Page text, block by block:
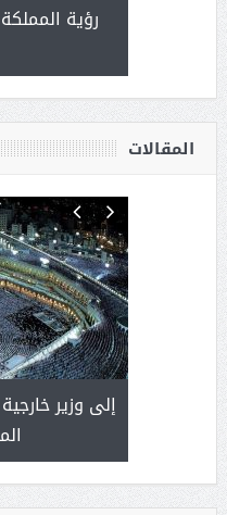
المقالات
إلى وزير
من عشق